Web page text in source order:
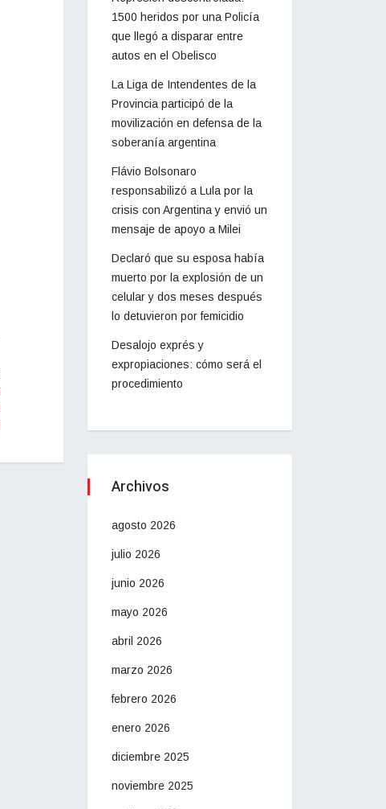
1500 heridos por una Policía
que llegó a disparar entre
autos en el Obelisco
La Liga de Intendentes de la
Provincia participó de la
movilización en defensa de la
soberanía argentina
Flávio Bolsonaro
responsabilizó a Lula por la
crisis con Argentina y envió un
mensaje de apoyo a Milei
Declaró que su esposa había
muerto por la explosión de un
celular y dos meses después
lo detuvieron por femicidio
Desalojo exprés y
expropiaciones: cómo será el
procedimiento
Archivos
agosto 2026
julio 2026
junio 2026
mayo 2026
abril 2026
marzo 2026
febrero 2026
enero 2026
diciembre 2025
noviembre 2025